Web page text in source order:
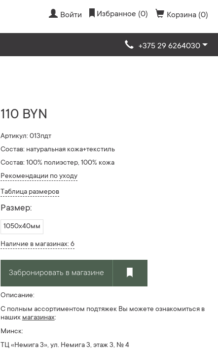
Войти Избранное (0) Корзина (0)
+375 29 6264030
110 BYN
Артикул: 013пдт
Состав: натуральная кожа+текстиль
Состав: 100% полиэстер, 100% кожа
Рекомендации по уходу
Таблица размеров
Размер:
1050х40мм
Наличие в магазинах: 6
Забронировать в магазине
Описание:
С полным ассортиментом подтяжек Вы можете ознакомиться в
наших магазинах:
Минск:
ТЦ «Немига 3», ул. Немига 3, этаж 3, № 4